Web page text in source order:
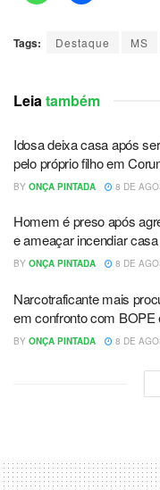
Tags: Destaque MS
Leiatambém
Idosa deixa casa após
pelo próprio filho em
BY ONÇA PINTADA 8 DE
Homem é preso após
e ameaçar incendiar casa
BY ONÇA PINTADA 8 DE
Narcotraficante mais
em confronto com BOPE
BY ONÇA PINTADA 8 DE